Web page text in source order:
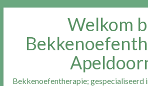
Welkom
Bekkenoefentherapie; gespecialiseerd